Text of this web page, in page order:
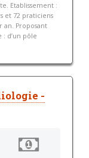
Etablissement :
et 72 praticiens
an. Proposant
d’un pôle
-